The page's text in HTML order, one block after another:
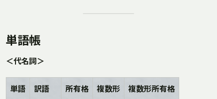
単語帳
＜代名詞＞
単語 訳語 所有格 複数形 複数形所有格